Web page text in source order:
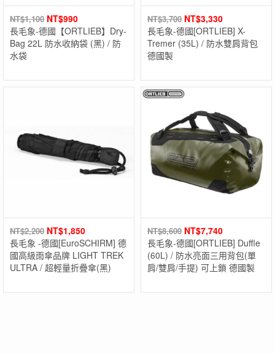
NT$1,100 NT$990
長毛象-德國【ORTLIEB】Dry-
Bag 22L 防水收納袋 (黑) / 防
水袋
NT$3,700 NT$3,330
長毛象-德國[ORTLIEB] X-
Tremer (35L) / 防水雙肩背包
德國製
NT$2,200 NT$1,850
長毛象 -德國[EuroSCHIRM] 德
國高級雨傘品牌 LIGHT TREK
ULTRA / 超輕量折疊傘(黑)
NT$8,600 NT$7,740
長毛象-德國[ORTLIEB] Duffle
(60L) / 防水亮面三用背包(單
肩/雙肩/手提) 可上鎖 德國製